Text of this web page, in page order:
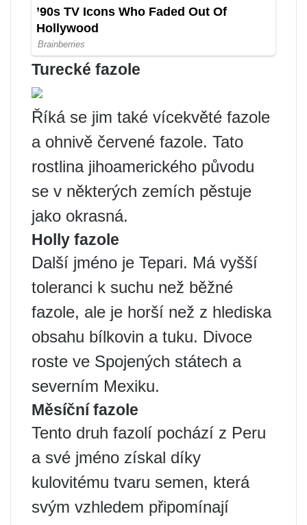
Turecké fazole
Říká se jim také vícekvěté fazole
a ohnivě červené fazole. Tato
rostlina jihoamerického původu
se v některých zemích pěstuje
jako okrasná.
Holly fazole
Další jméno je Tepari. Má vyšší
toleranci k suchu než běžné
fazole, ale je horší než z hlediska
obsahu bílkovin a tuku. Divoce
roste ve Spojených státech a
severním Mexiku.
Měsíční fazole
Tento druh fazolí pochází z Peru
a své jméno získal díky
kulovitému tvaru semen, která
svým vzhledem připomínají